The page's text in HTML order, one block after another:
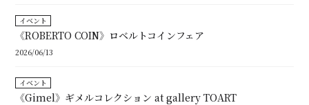
イベント
《ROBERTO COIN》ロベルトコインフェア
2026/06/13
イベント
《Gimel》ギメルコレクション at gallery TOART